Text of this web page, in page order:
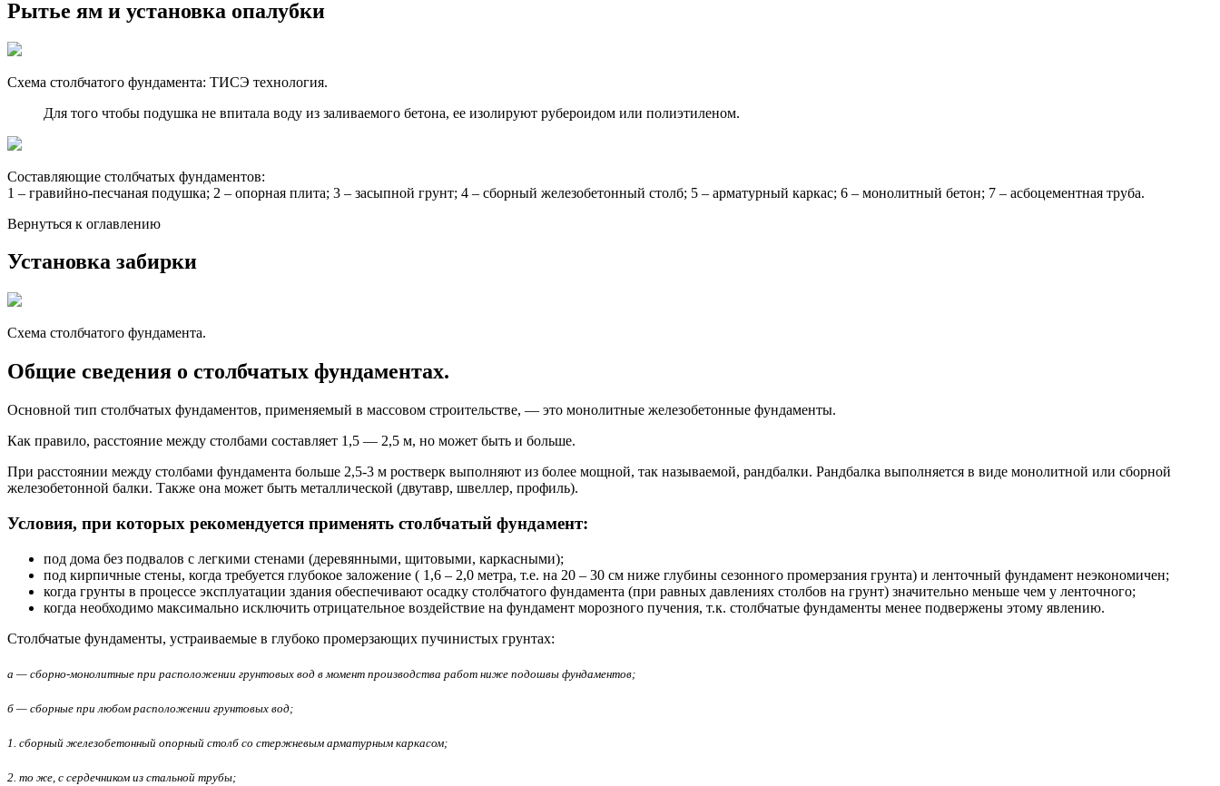
Рытье ям и установка опалубки
Схема столбчатого фундамента: ТИСЭ технология.
Для того чтобы подушка не впитала воду из заливаемого бетона, ее изолируют рубероидом или полиэтиленом.
Составляющие столбчатых фундаментов:
1 – гравийно-песчаная подушка; 2 – опорная плита; 3 – засыпной грунт; 4 – сборный железобетонный столб; 5 – арматурный каркас; 6 – монолитный бетон; 7 – асбоцементная труба.
Вернуться к оглавлению
Установка забирки
Схема столбчатого фундамента.
Общие сведения о столбчатых фундаментах.
Основной тип столбчатых фундаментов, применяемый в массовом строительстве, — это монолитные железобетонные фундаменты.
Как правило, расстояние между столбами составляет 1,5 — 2,5 м, но может быть и больше.
При расстоянии между столбами фундамента больше 2,5-3 м ростверк выполняют из более мощной, так называемой, рандбалки. Рандбалка выполняется в виде монолитной или сборной
железобетонной балки. Также она может быть металлической (двутавр, швеллер, профиль).
Условия, при которых рекомендуется применять столбчатый фундамент:
под дома без подвалов с легкими стенами (деревянными, щитовыми, каркасными);
под кирпичные стены, когда требуется глубокое заложение ( 1,6 – 2,0 метра, т.е. на 20 – 30 см ниже глубины сезонного промерзания грунта) и ленточный фундамент неэкономичен;
когда грунты в процессе эксплуатации здания обеспечивают осадку столбчатого фундамента (при равных давлениях столбов на грунт) значительно меньше чем у ленточного;
когда необходимо максимально исключить отрицательное воздействие на фундамент морозного пучения, т.к. столбчатые фундаменты менее подвержены этому явлению.
Столбчатые фундаменты, устраиваемые в глубоко промерзающих пучинистых грунтах:
а — сборно-монолитные при расположении грунтовых вод в момент производства работ ниже подошвы фундаментов;
б — сборные при любом расположении грунтовых вод;
1. сборный железобетонный опорный столб со стержневым арматурным каркасом;
2. то же, с сердечником из стальной трубы;